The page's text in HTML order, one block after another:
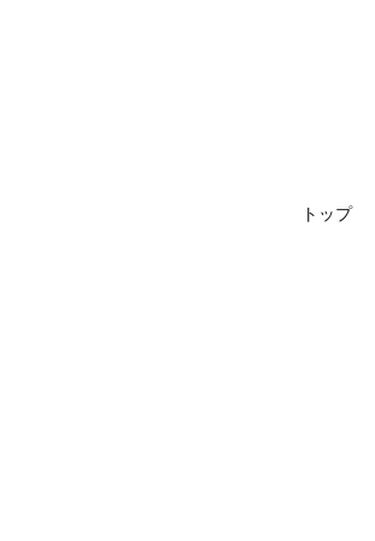
トップ